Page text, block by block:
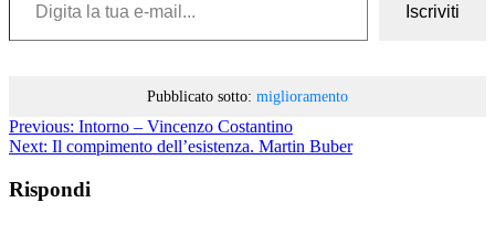
Iscriviti
Pubblicato sotto: miglioramento
Previous: Intorno – Vincenzo Costantino
Next: Il compimento dell’esistenza. Martin Buber
Rispondi